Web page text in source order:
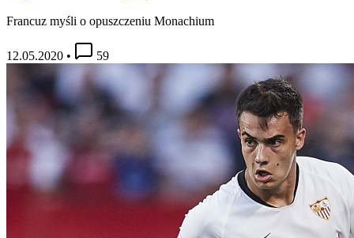
Francuz myśli o opuszczeniu Monachium
12.05.2020 • 59